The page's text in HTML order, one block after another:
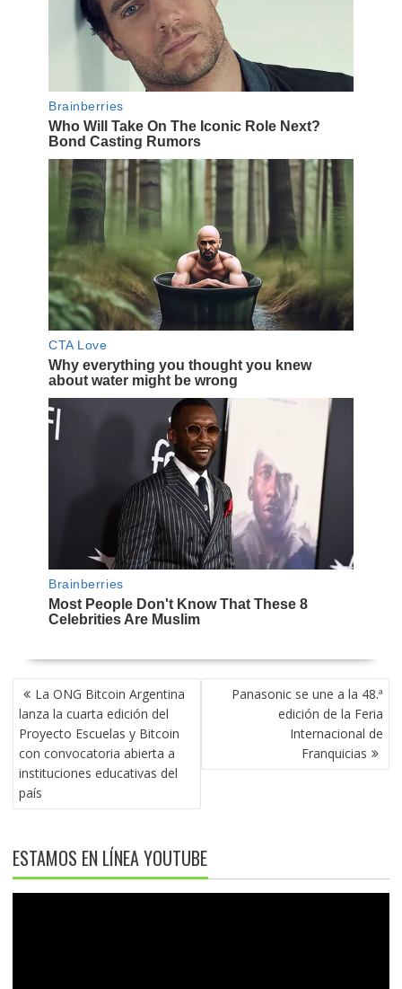
NAVEGACIÓN
DE
ENTRADAS
La ONG Bitcoin Argentina
lanza la cuarta edición del
Proyecto Escuelas y Bitcoin
con convocatoria abierta a
instituciones educativas del
país
Panasonic se une a la 48.ª
edición de la Feria
Internacional de
Franquicias
ESTAMOS EN LÍNEA YOUTUBE